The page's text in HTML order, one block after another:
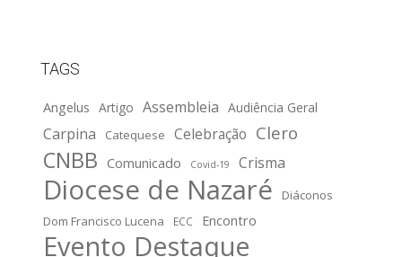
TAGS
Angelus Artigo Assembleia Audiência Geral
Carpina Catequese Celebração Clero
CNBB Comunicado Covid-19 Crisma
Diocese de Nazaré
Diáconos
Dom Francisco Lucena
ECC Encontro
Evento Destaque